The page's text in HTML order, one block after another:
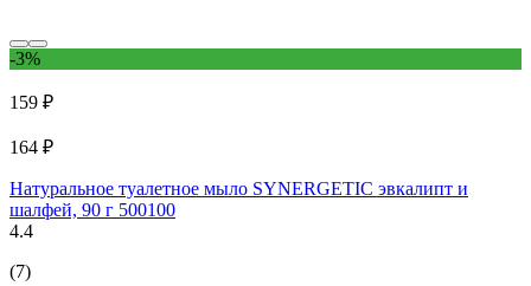
-3%
159 ₽
164 ₽
Натуральное туалетное мыло SYNERGETIC эвкалипт и
шалфей, 90 г 500100
4.4
(7)